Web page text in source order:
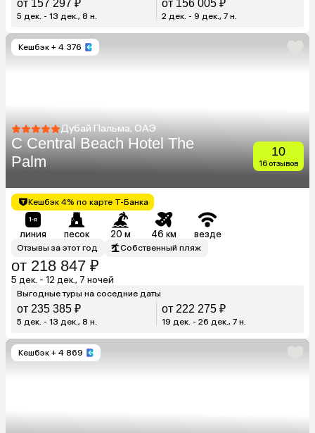
от 157 297 ₽
5 дек. - 13 дек., 8 н.
от 156 005 ₽
2 дек. - 9 дек., 7 н.
Кешбэк + 4 376
Дубай Пальма, ОАЭ
C Central Beach Hotel The
Palm
10
16 отзывов
Кешбэк 4% по карте Т-Банка
линия песок 20 м 46 км везде
Отзывы за этот год Собственный пляж
от 218 847 ₽
5 дек. - 12 дек., 7 ночей
Выгодные туры на соседние даты
от 235 385 ₽
5 дек. - 13 дек., 8 н.
от 222 275 ₽
19 дек. - 26 дек., 7 н.
Кешбэк + 4 869